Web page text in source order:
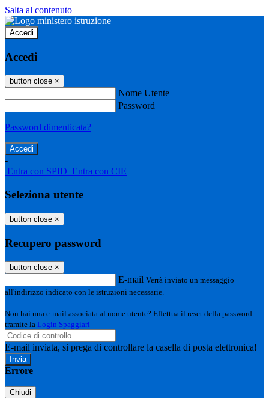
Salta al contenuto
Accedi
Accedi
button close ×
Nome Utente
Password
Password dimenticata?
-
Entra con SPID Entra con CIE
Seleziona utente
button close ×
Recupero password
button close ×
E-mail Verrà inviato un messaggio
all'indirizzo indicato con le istruzioni necessarie.
Non hai una e-mail associata al nome utente? Effettua il reset della password
tramite la Login Spaggiari
E-mail inviata, si prega di controllare la casella di posta elettronica!
Errore
Chiudi